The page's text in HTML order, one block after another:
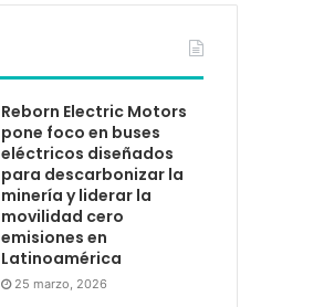
Reborn Electric Motors
pone foco en buses
eléctricos diseñados
para descarbonizar la
minería y liderar la
movilidad cero
emisiones en
Latinoamérica
25 marzo, 2026